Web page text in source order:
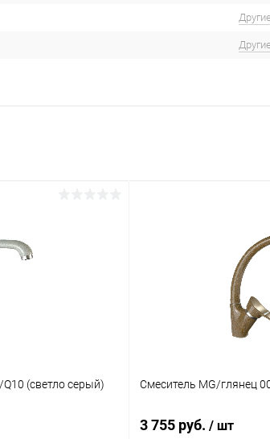
(светло серый) Смеситель MG/глянец
3 755 руб. / шт